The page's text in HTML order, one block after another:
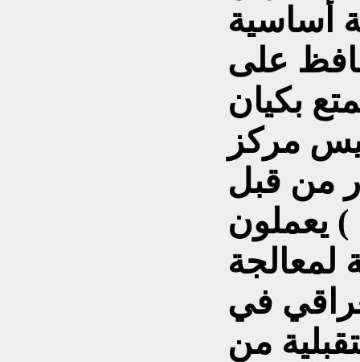
أساسية
على
بكيان
مركز
من قبل
يعملون
لمعالجة
في
من